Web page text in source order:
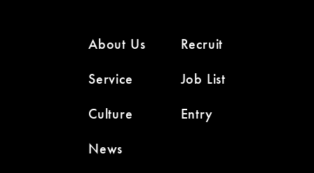
About Us
Service
Culture
News
Recruit
Job List
Entry